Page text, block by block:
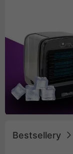
Bestsellery